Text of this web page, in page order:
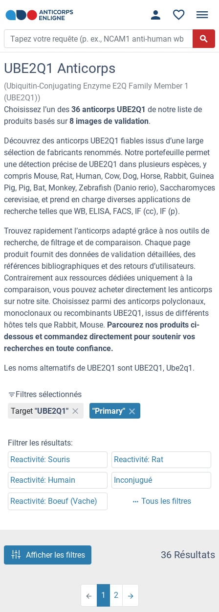
UBE2Q1 Anticorps
(Ubiquitin-Conjugating Enzyme E2Q Family Member 1
(UBE2Q1))
Choisissez l’un des 36 anticorps UBE2Q1 de notre liste de
produits basés sur8 images de validation.
Découvrez des anticorps UBE2Q1 fiables issus d’une large
sélection de fabricants renommés. Notre portefeuille permet
une détection précise de UBE2Q1 dans plusieurs espèces, y
compris Mouse, Rat, Human, Cow, Dog, Horse, Rabbit, Guinea
Pig, Pig, Bat, Monkey, Zebrafish (Danio rerio), Saccharomyces
cerevisiae, et prend en charge diverses applications de
recherche telles que WB, ELISA, FACS, IF (cc), IF (p).
Trouvez rapidement l’anticorps adapté grâce à nos outils de
recherche, de filtrage et de comparaison. Chaque page
produit fournit des données de validation détaillées, des
références bibliographiques et des retours d’utilisateurs.
Contrairement aux ressources dédiées uniquement à la
comparaison, vous pouvez acheter directement les anticorps
sur notre site. Choisissez parmi des anticorps polyclonaux,
monoclonaux ou recombinants UBE2Q1, issus de différents
hôtes tels que Rabbit, Mouse. Parcourez nos produits ci-
dessous et commandez directement pour soutenir vos
recherches en toute confiance.
Les noms alternatifs de UBE2Q1 sont UBE2Q1, Ube2q1.
Filtres sélectionnés
Target "UBE2Q1" "Primary"
Filtrer les résultats:
Reactivité: Souris
Reactivité: Rat
Reactivité: Humain Inconjugué
Reactivité: Boeuf (Vache) Tous les filtres
Afficher les filtres 36 Résultats
1 2